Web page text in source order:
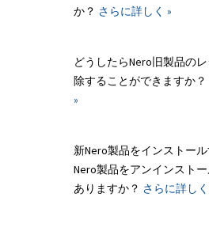
か？ さらに詳しく »
どうしたらNero旧製品の
除することができますか？
»
新Nero製品をインストー
Nero製品をアンインスト
ありますか？ さらに詳しく